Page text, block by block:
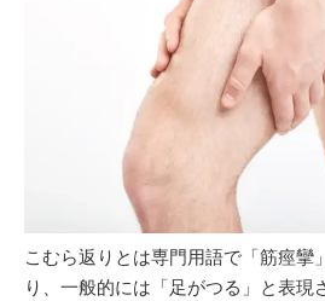
こむら返りとは専門用語で「筋痙攣
り、一般的には「足がつる」と表現